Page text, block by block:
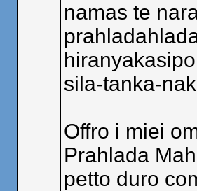
namas te
sila-tanka-
Offro i miei
Prahlada
petto duro